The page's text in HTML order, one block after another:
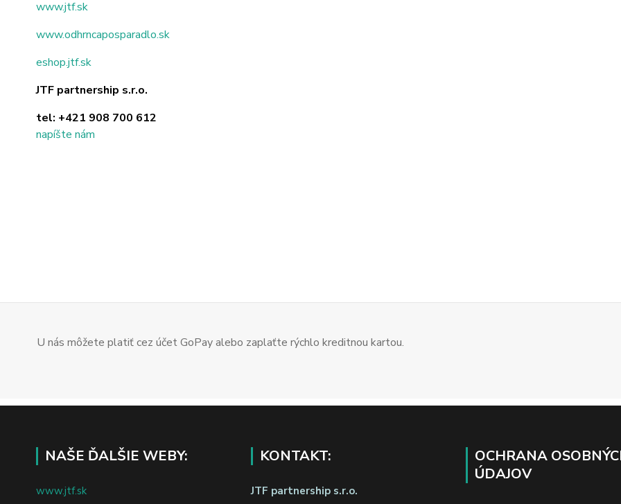
www.jtf.sk
www.odhrncaposparadlo.sk
eshop.jtf.sk
JTF partnership s.r.o.
tel: +421 908 700 612
napíšte nám
U nás môžete platiť cez účet GoPay alebo zaplaťte rýchlo kreditnou kartou.
NAŠE ĎALŠIE WEBY:
www.jtf.sk
KONTAKT:
JTF partnership s.r.o.
OCHRANA
ÚDAJOV